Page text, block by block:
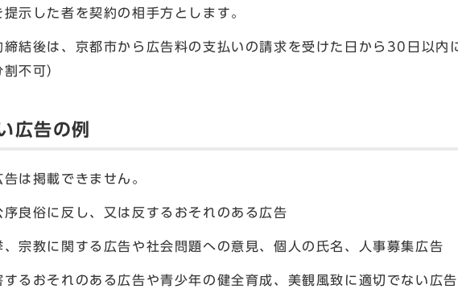
示した者を契約の相手方とします。
結後は、京都市から広告料の支払いの請求を受けた日から30日以内
不可）
広告の例
は掲載できません。
序良俗に反し、又は反するおそれのある広告
、宗教に関する広告や社会問題への意見、個人の氏名、人事募集広告
するおそれのある広告や青少年の健全育成、美観風致に適切でない広告